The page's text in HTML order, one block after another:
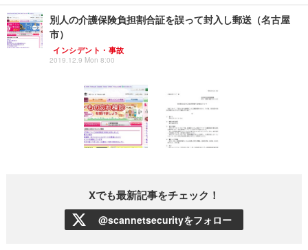
別人の介護保険負担割合証を誤って封入し郵送（名古屋
市）
インシデント・事故
2019.12.9 Mon 8:00
Xでも最新記事をチェック！
@scannetsecurityをフォロー